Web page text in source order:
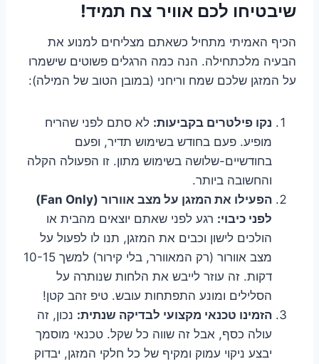
שיבטיחו לכם אוויר צח תמיד!
הכיף האמיתי מתחיל כשאתם מצליחים למנוע את
הבעיה מלכתחילה. הנה כמה הרגלים פשוטים שישמרו
על המזגן שלכם שמח וריחני (במובן הטוב של המילה):
נקו פילטרים בקביעות: לא סתם לפני שהריח
מופיע. פעם בחודש בשימוש תדיר, ופעם
בחודשיים-שלושה בשימוש מתון. זו הפעולה הקלה
והחשובה ביותר.
הפעילו את המזגן על מצב אוורור (Fan Only)
לפני כיבוי: רגע לפני שאתם יוצאים מהבית או
הולכים לישון וכבים את המזגן, תנו לו לפעול על
מצב אוורור (רק המאוורר, בלי קירור) למשך 10-15
דקות. זה עוזר לייבש את הלחות שנותרה על
הסלילים ומונע התפתחות עובש. טיפ זהב קטן!
הזמינו טכנאי מקצועי לבדיקה שנתית: נכון, זה
עולה כסף, אבל זה שווה כל שקל. טכנאי מוסמך
יבצע ניקוי עמוק ומקיף של כל חלקי המזגן, יבדוק